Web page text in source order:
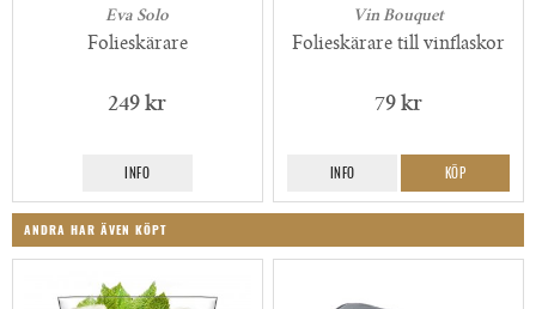
Eva Solo
Folieskärare
249 kr
INFO
Vin Bouquet
Folieskärare till vinflaskor
79 kr
INFO KÖP
ANDRA HAR ÄVEN KÖPT